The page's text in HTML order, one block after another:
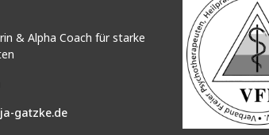
& Alpha Coach für starke
gatzke.de